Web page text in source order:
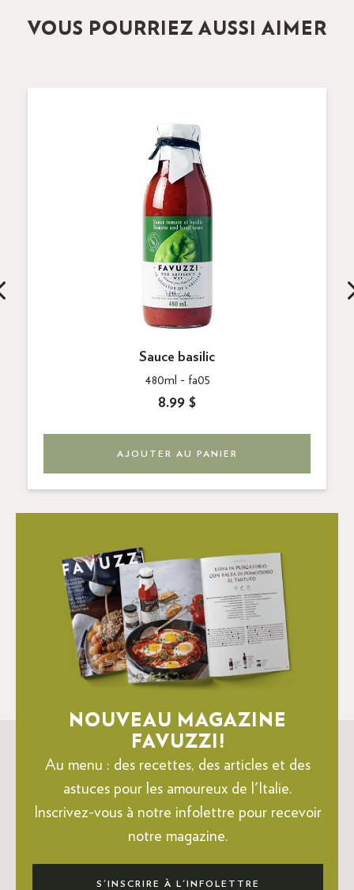
VOUS POURRIEZ AUSSI AIMER
Sauce basilic
480ml - fa05
8.99 $
AJOUTER AU PANIER
NOUVEAU MAGAZINE
FAVUZZI!
Au menu : des recettes, des articles et des
astuces pour les amoureux de l'Italie.
Inscrivez-vous à notre infolettre pour recevoir
notre magazine.
S'INSCRIRE À L'INFOLETTRE